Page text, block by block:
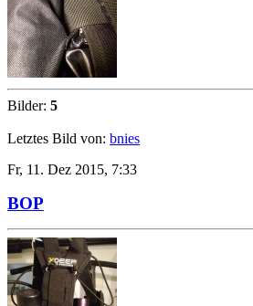
Bilder: 5
Letztes Bild von: bnies
Fr, 11. Dez 2015, 7:33
BOP